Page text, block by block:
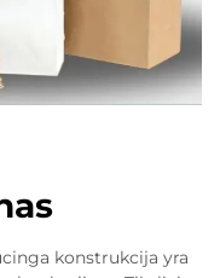
konstrukcija yra